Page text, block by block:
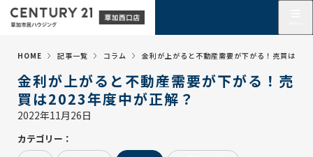
HOME 記事一覧 コラム 金利が上がると不動産需要が下がる！売買は
金利が上がると不動産需要が下がる！売
買は2023年度中が正解？
2022年11月26日
カテゴリー：